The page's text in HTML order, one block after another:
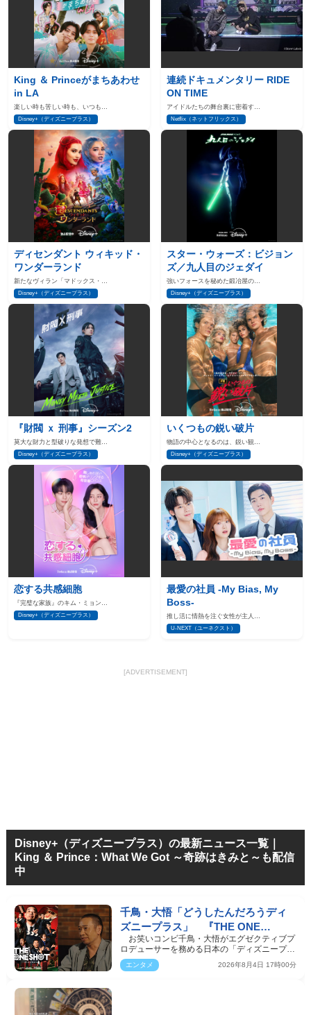
King ＆ Princeがまちあわせ
in LA
楽しい時も苦しい時も、いつも…
Disney+（ディズニープラス）
連続ドキュメンタリー RIDE
ON TIME
アイドルたちの舞台裏に密着す…
Netflix（ネットフリックス）
ディセンダント ウィキッド・
ワンダーランド
新たなヴィラン「マドックス・…
Disney+（ディズニープラス）
スター・ウォーズ：ビジョン
ズ／九人目のジェダイ
強いフォースを秘めた鍛冶屋の…
Disney+（ディズニープラス）
『財閥 ｘ 刑事』シーズン2
莫大な財力と型破りな発想で難…
Disney+（ディズニープラス）
いくつもの鋭い破片
物語の中心となるのは、鋭い観…
Disney+（ディズニープラス）
恋する共感細胞
『完璧な家族』のキム・ミョン…
Disney+（ディズニープラス）
最愛の社員 -My Bias, My
Boss-
推し活に情熱を注ぐ女性が主人…
U-NEXT（ユーネクスト）
[ADVERTISEMENT]
Disney+（ディズニープラス）の最新ニュース一覧｜
King ＆ Prince：What We Got ～奇跡はきみと～も配信
中
千鳥・大悟「どうしたんだろうディ
ズニープラス」 『THE ONE
SHOT』異色コラボに驚き
お笑いコンビ千鳥・大悟がエグゼクティブプ
ロデューサーを務める日本の「ディズニープラ
ス」初となるオ…
エンタメ 2026年8月4日 17時00分